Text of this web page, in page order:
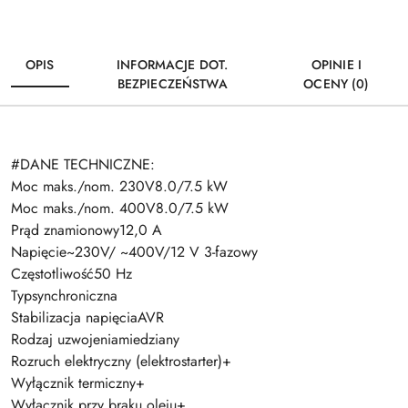
OPIS
INFORMACJE DOT.
BEZPIECZEŃSTWA
OPINIE I
OCENY (0)
#DANE TECHNICZNE:
Moc maks./nom. 230V8.0/7.5 kW
Moc maks./nom. 400V8.0/7.5 kW
Prąd znamionowy12,0 A
Napięcie~230V/ ~400V/12 V 3-fazowy
Częstotliwość50 Hz
Typsynchroniczna
Stabilizacja napięciaAVR
Rodzaj uzwojeniamiedziany
Rozruch elektryczny (elektrostarter)+
Wyłącznik termiczny+